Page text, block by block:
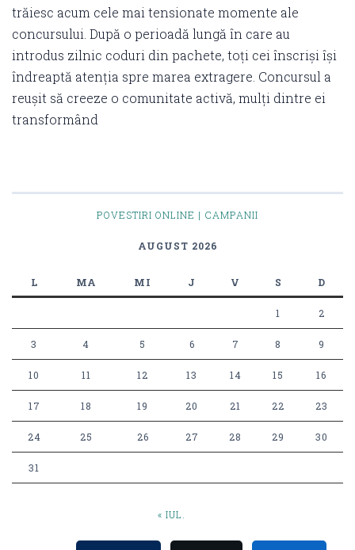
trăiesc acum cele mai tensionate momente ale
concursului. După o perioadă lungă în care au
introdus zilnic coduri din pachete, toți cei înscriși își
îndreaptă atenția spre marea extragere. Concursul a
reușit să creeze o comunitate activă, mulți dintre ei
transformând
POVESTIRI ONLINE | CAMPANII
AUGUST 2026
L MA MI J V S D
1 2
3 4 5 6 7 8 9
10 11 12 13 14 15 16
17 18 19 20 21 22 23
24 25 26 27 28 29 30
31
« IUL.